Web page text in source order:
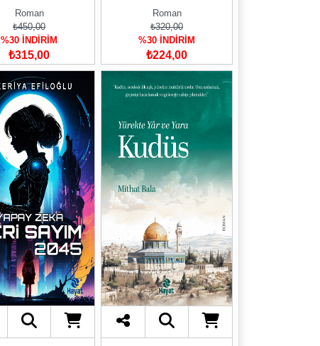
Roman
₺450,00
%30 İNDİRİM
₺315,00
Roman
₺320,00
%30 İNDİRİM
₺224,00